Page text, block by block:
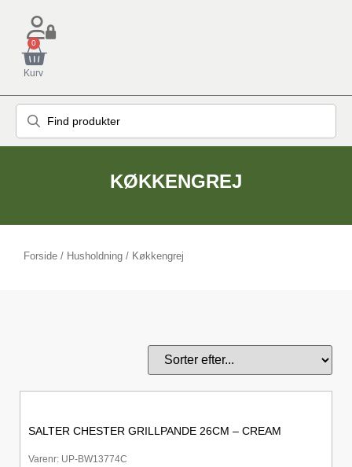
0
Kurv
KØKKENGREJ
Forside / Husholdning / Køkkengrej
SALTER CHESTER GRILLPANDE 26CM – CREAM
Varenr: UP-BW13774C